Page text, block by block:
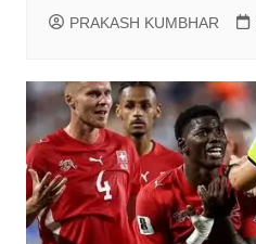
PRAKASH KUMBHAR